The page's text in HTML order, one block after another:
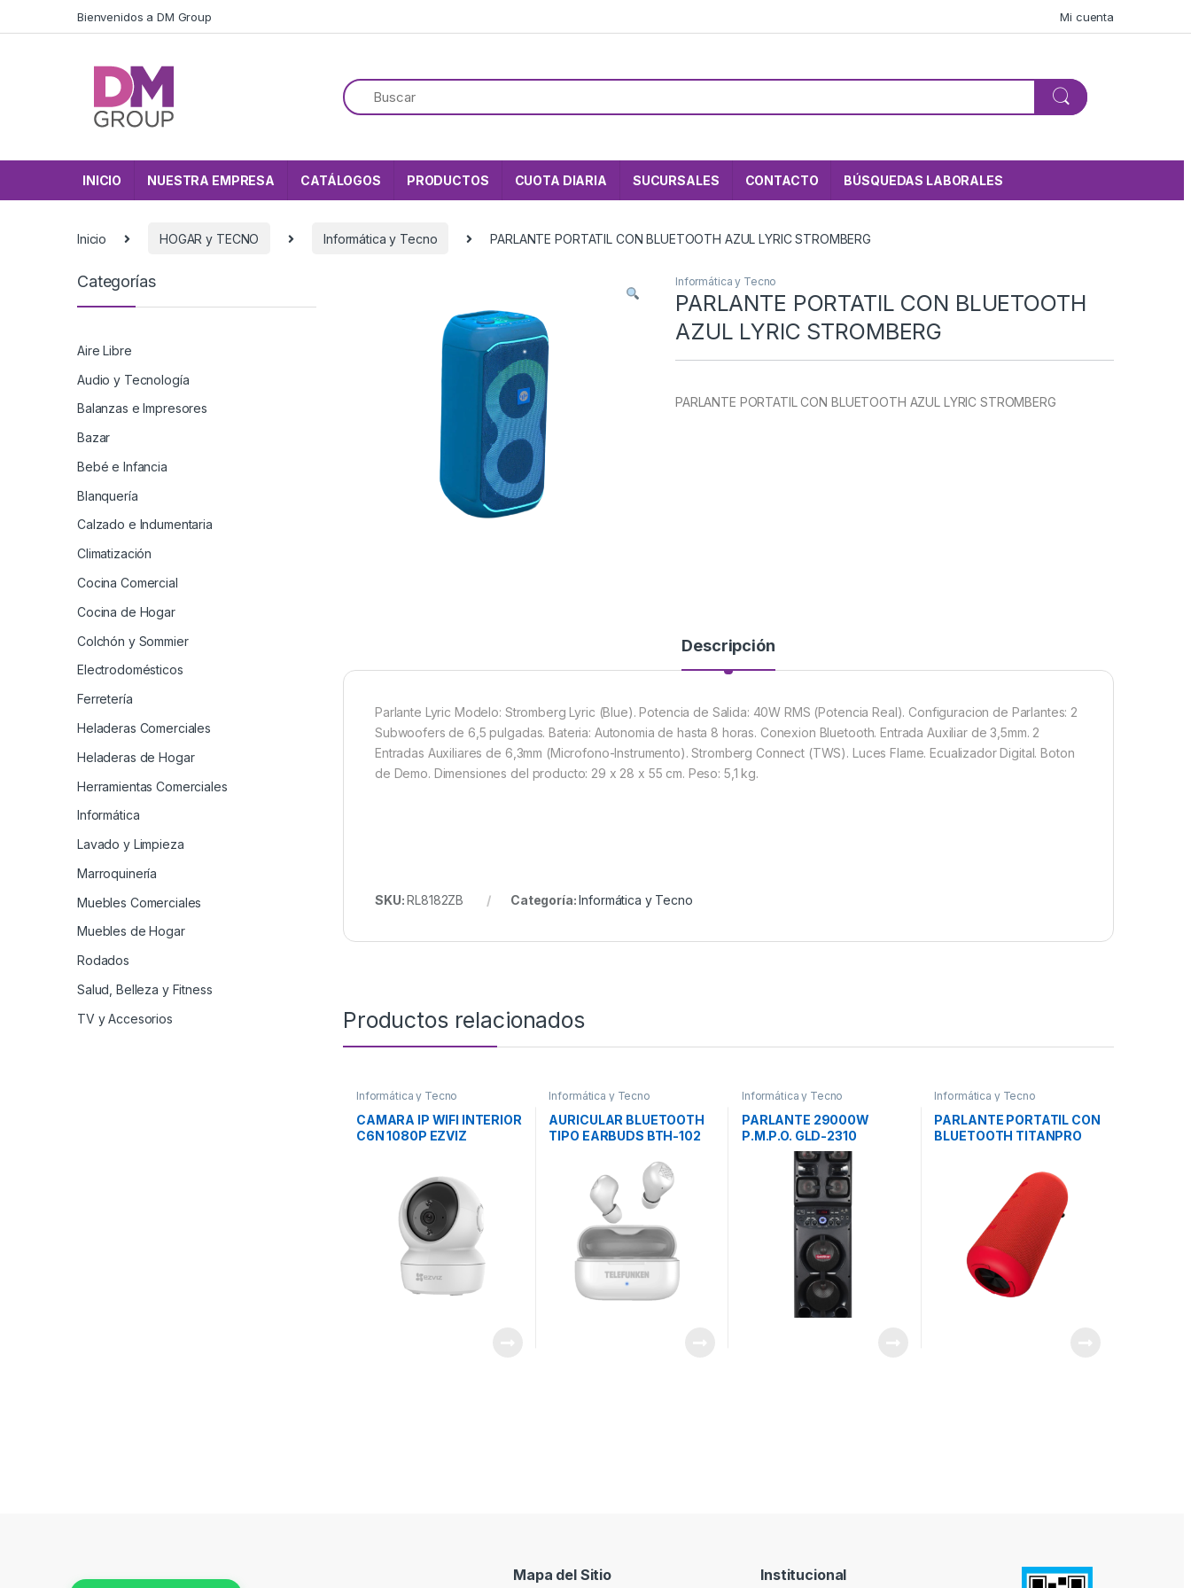
Bienvenidos a DM Group Mi cuenta
INICIO NUESTRA EMPRESA CATÁLOGOS PRODUCTOS CUOTA DIARIA SUCURSALES CONTACTO BÚSQUEDAS LABORALES
Inicio HOGAR y TECNO Informática y Tecno PARLANTE PORTATIL CON BLUETOOTH AZUL LYRIC STROMBERG
Informática y Tecno
PARLANTE PORTATIL CON BLUETOOTH
AZUL LYRIC STROMBERG
PARLANTE PORTATIL CON BLUETOOTH AZUL LYRIC STROMBERG
Descripción
Parlante Lyric Modelo: Stromberg Lyric (Blue). Potencia de Salida: 40W RMS (Potencia Real). Configuracion de Parlantes: 2
Subwoofers de 6,5 pulgadas. Bateria: Autonomia de hasta 8 horas. Conexion Bluetooth. Entrada Auxiliar de 3,5mm. 2
Entradas Auxiliares de 6,3mm (Microfono-Instrumento). Stromberg Connect (TWS). Luces Flame. Ecualizador Digital. Boton
de Demo. Dimensiones del producto: 29 x 28 x 55 cm. Peso: 5,1 kg.
SKU:RL8182ZB Categoría:Informática y Tecno
Productos relacionados
Informática y Tecno
CAMARA IP WIFI INTERIOR
C6N 1080P EZVIZ
Informática y Tecno
AURICULAR BLUETOOTH
TIPO EARBUDS BTH-102
Informática y Tecno
PARLANTE 29000W
P.M.P.O. GLD-2310
GOLDSTAR
Informática y Tecno
PARLANTE PORTATIL CON
BLUETOOTH TITANPRO
Categorías
Aire Libre
Audio y Tecnología
Balanzas e Impresores
Bazar
Bebé e Infancia
Blanquería
Calzado e Indumentaria
Climatización
Cocina Comercial
Cocina de Hogar
Colchón y Sommier
Electrodomésticos
Ferretería
Heladeras Comerciales
Heladeras de Hogar
Herramientas Comerciales
Informática
Lavado y Limpieza
Marroquinería
Muebles Comerciales
Muebles de Hogar
Rodados
Salud, Belleza y Fitness
TV y Accesorios
Mapa del Sitio Institucional